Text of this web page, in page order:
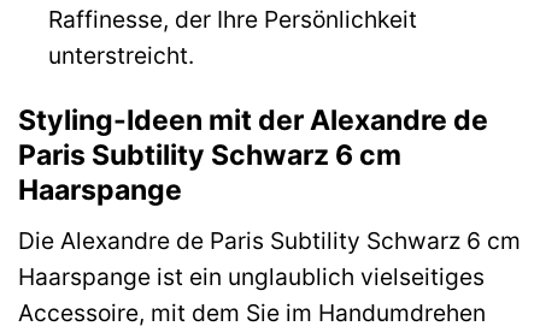
Raffinesse, der Ihre Persönlichkeit
unterstreicht.
Styling-Ideen mit der Alexandre de
Paris Subtility Schwarz 6 cm
Haarspange
Die Alexandre de Paris Subtility Schwarz 6 cm
Haarspange ist ein unglaublich vielseitiges
Accessoire, mit dem Sie im Handumdrehen